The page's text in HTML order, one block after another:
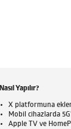
Nasıl Yapılır?
X platformuna
Mobil cihazlarda
Apple TV ve